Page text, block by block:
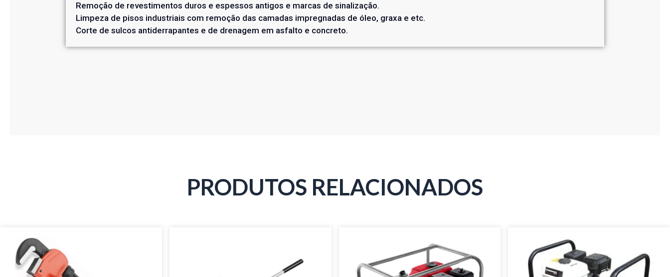
Remoção de revestimentos duros e espessos antigos e marcas de sinalização.
Limpeza de pisos industriais com remoção das camadas impregnadas de óleo, graxa e etc.
Corte de sulcos antiderrapantes e de drenagem em asfalto e concreto.
PRODUTOS RELACIONADOS